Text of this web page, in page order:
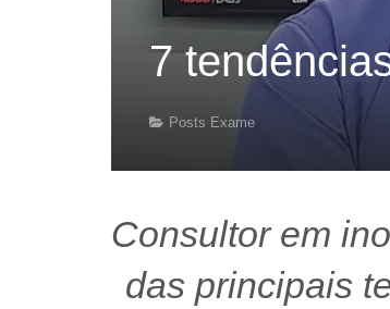
7
Posts Exame
Consultor em
das principais